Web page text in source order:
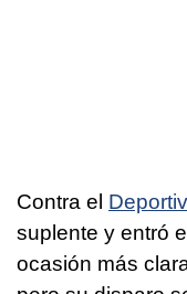
Contra el
suplente y entró
ocasión más